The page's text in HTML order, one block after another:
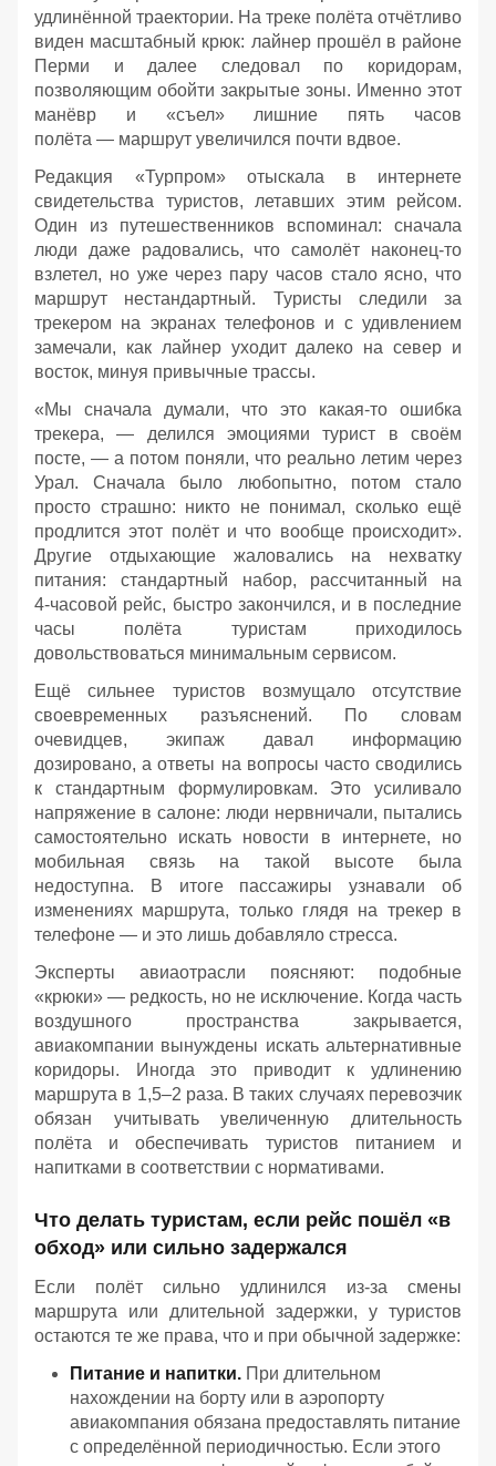
удлинённой траектории. На треке полёта отчётливо
виден масштабный крюк: лайнер прошёл в районе
Перми и далее следовал по коридорам,
позволяющим обойти закрытые зоны. Именно этот
манёвр и «съел» лишние пять часов
полёта — маршрут увеличился почти вдвое.
Редакция «Турпром» отыскала в интернете
свидетельства туристов, летавших этим рейсом.
Один из путешественников вспоминал: сначала
люди даже радовались, что самолёт наконец‑то
взлетел, но уже через пару часов стало ясно, что
маршрут нестандартный. Туристы следили за
трекером на экранах телефонов и с удивлением
замечали, как лайнер уходит далеко на север и
восток, минуя привычные трассы.
«Мы сначала думали, что это какая‑то ошибка
трекера, — делился эмоциями турист в своём
посте, — а потом поняли, что реально летим через
Урал. Сначала было любопытно, потом стало
просто страшно: никто не понимал, сколько ещё
продлится этот полёт и что вообще происходит».
Другие отдыхающие жаловались на нехватку
питания: стандартный набор, рассчитанный на
4‑часовой рейс, быстро закончился, и в последние
часы полёта туристам приходилось
довольствоваться минимальным сервисом.
Ещё сильнее туристов возмущало отсутствие
своевременных разъяснений. По словам
очевидцев, экипаж давал информацию
дозировано, а ответы на вопросы часто сводились
к стандартным формулировкам. Это усиливало
напряжение в салоне: люди нервничали, пытались
самостоятельно искать новости в интернете, но
мобильная связь на такой высоте была
недоступна. В итоге пассажиры узнавали об
изменениях маршрута, только глядя на трекер в
телефоне — и это лишь добавляло стресса.
Эксперты авиаотрасли поясняют: подобные
«крюки» — редкость, но не исключение. Когда часть
воздушного пространства закрывается,
авиакомпании вынуждены искать альтернативные
коридоры. Иногда это приводит к удлинению
маршрута в 1,5–2 раза. В таких случаях перевозчик
обязан учитывать увеличенную длительность
полёта и обеспечивать туристов питанием и
напитками в соответствии с нормативами.
Что делать туристам, если рейс пошёл «в
обход» или сильно задержался
Если полёт сильно удлинился из‑за смены
маршрута или длительной задержки, у туристов
остаются те же права, что и при обычной задержке:
Питание и напитки. При длительном
нахождении на борту или в аэропорту
авиакомпания обязана предоставлять питание
с определённой периодичностью. Если этого